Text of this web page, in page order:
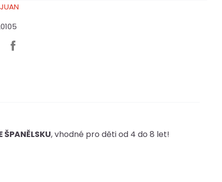
ŠPANĚLSKU, vhodné pro děti od 4 do 8 let!